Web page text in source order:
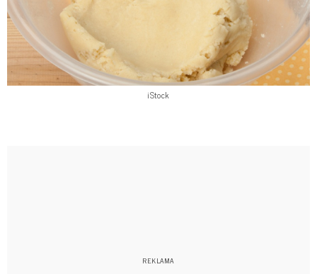
iStock